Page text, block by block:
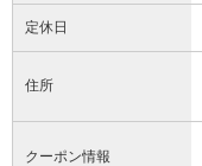
定休日
住所
クーポン情報